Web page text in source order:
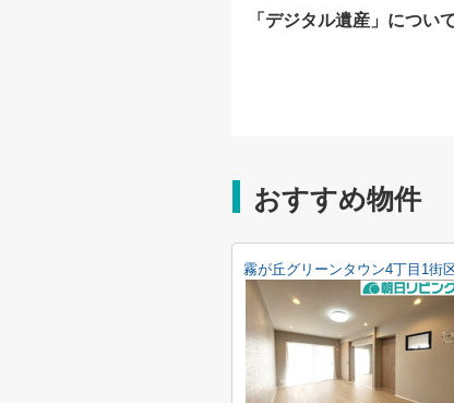
「デジタル遺産」につい
おすすめ物件
霧が丘グリーンタウン4丁目1街